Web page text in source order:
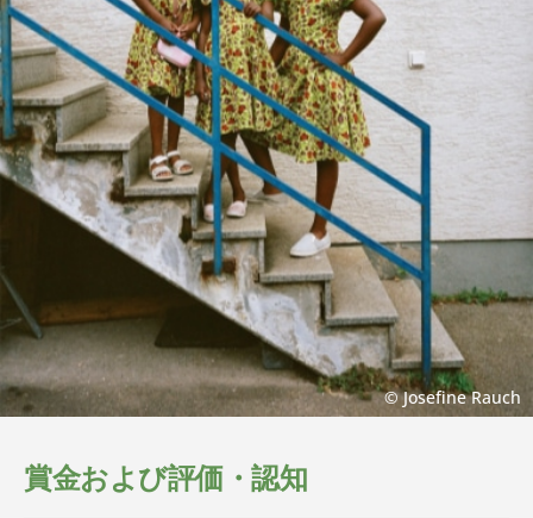
© Josefine Rauch
賞金および評価・認知